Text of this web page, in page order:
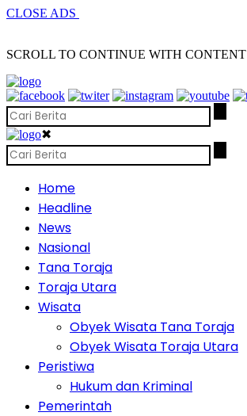
CLOSE ADS
SCROLL TO CONTINUE WITH CONTENT
✖
Home
Headline
News
Nasional
Tana Toraja
Toraja Utara
Wisata
Obyek Wisata Tana Toraja
Obyek Wisata Toraja Utara
Peristiwa
Hukum dan Kriminal
Pemerintah